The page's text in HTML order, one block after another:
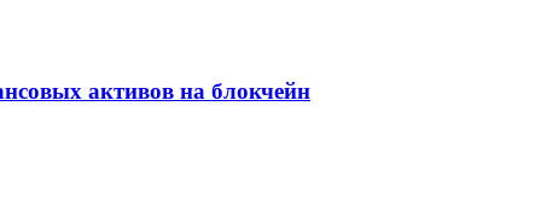
активов на блокчейн